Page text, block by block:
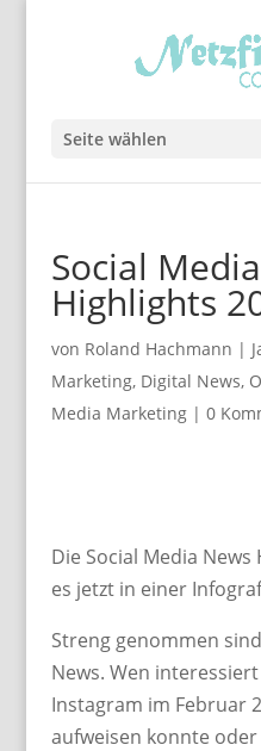
Seite wählen
Social
Highlights
von Roland Hachmann |
Marketing, Digital News,
Media Marketing| 0
Die Social Media
es jetzt in einer
Streng genommen
News. Wen
Instagram im Februar
aufweisen konnte